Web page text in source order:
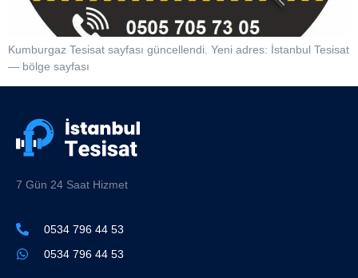
Kumburgaz Tesisat sayfası güncellendi. Yeni adres: İstanbul Tesisat
— bölge sayfası
7 Gün 24 Saat Hizmet
0534 796 44 53
0534 796 44 53